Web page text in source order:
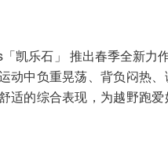
凯乐石」 推出春季全新
中负重晃荡、背负闷热
适的综合表现，为越野跑